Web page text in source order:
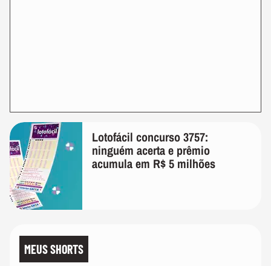
Lotofácil concurso 3757:
ninguém acerta e prêmio
acumula em R$ 5 milhões
MEUS SHORTS